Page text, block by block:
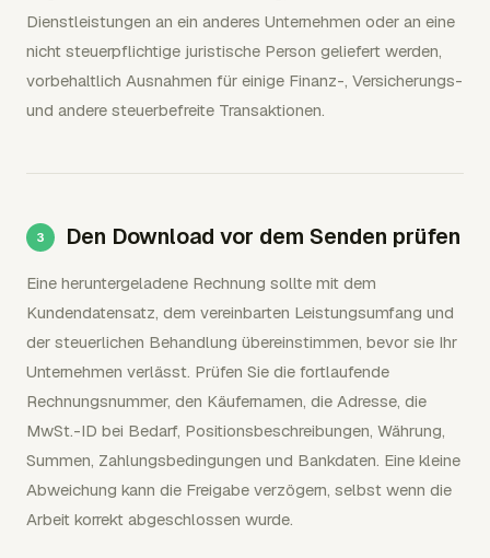
Dienstleistungen an ein anderes Unternehmen oder an eine
nicht steuerpflichtige juristische Person geliefert werden,
vorbehaltlich Ausnahmen für einige Finanz-, Versicherungs-
und andere steuerbefreite Transaktionen.
Den Download vor dem Senden prüfen
Eine heruntergeladene Rechnung sollte mit dem
Kundendatensatz, dem vereinbarten Leistungsumfang und
der steuerlichen Behandlung übereinstimmen, bevor sie Ihr
Unternehmen verlässt. Prüfen Sie die fortlaufende
Rechnungsnummer, den Käufernamen, die Adresse, die
MwSt.-ID bei Bedarf, Positionsbeschreibungen, Währung,
Summen, Zahlungsbedingungen und Bankdaten. Eine kleine
Abweichung kann die Freigabe verzögern, selbst wenn die
Arbeit korrekt abgeschlossen wurde.